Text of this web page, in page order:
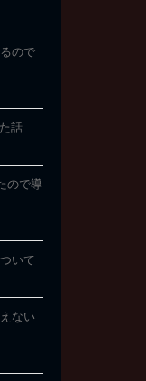
ので
話
ので導
いて
ない